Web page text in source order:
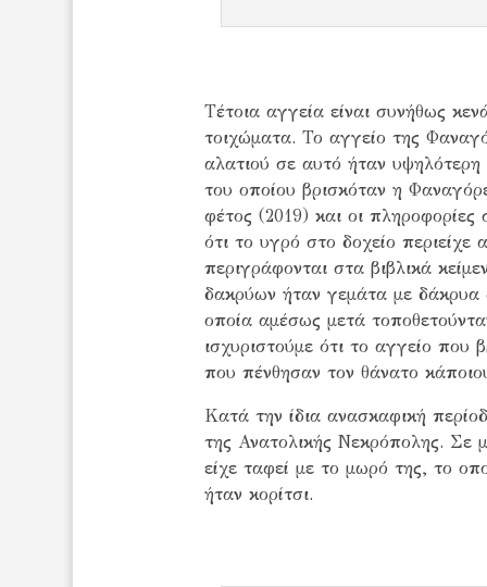
Τέτοια αγγεία είναι συνήθως
τοιχώματα. Το αγγείο της
αλατιού σε αυτό ήταν
του οποίου βρισκόταν η
φέτος (2019) και οι πληροφορίες
ότι το υγρό στο δοχείο
περιγράφονται στα βιβλικά
δακρύων ήταν γεμάτα με
οποία αμέσως μετά
ισχυριστούμε ότι το αγγείο
που πένθησαν τον θάνατο
Κατά την ίδια ανασκαφική
της Ανατολικής Νεκρόπολης. Σε
είχε ταφεί με το μωρό της, το
ήταν κορίτσι.